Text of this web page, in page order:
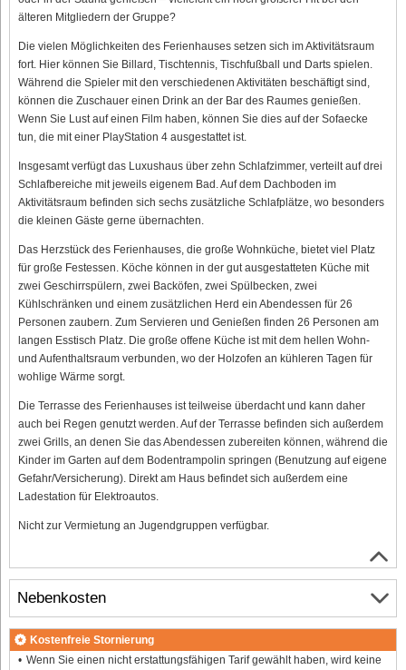
älteren Mitgliedern der Gruppe?
Die vielen Möglichkeiten des Ferienhauses setzen sich im Aktivitätsraum
fort. Hier können Sie Billard, Tischtennis, Tischfußball und Darts spielen.
Während die Spieler mit den verschiedenen Aktivitäten beschäftigt sind,
können die Zuschauer einen Drink an der Bar des Raumes genießen.
Wenn Sie Lust auf einen Film haben, können Sie dies auf der Sofaecke
tun, die mit einer PlayStation 4 ausgestattet ist.
Insgesamt verfügt das Luxushaus über zehn Schlafzimmer, verteilt auf drei
Schlafbereiche mit jeweils eigenem Bad. Auf dem Dachboden im
Aktivitätsraum befinden sich sechs zusätzliche Schlafplätze, wo besonders
die kleinen Gäste gerne übernachten.
Das Herzstück des Ferienhauses, die große Wohnküche, bietet viel Platz
für große Festessen. Köche können in der gut ausgestatteten Küche mit
zwei Geschirrspülern, zwei Backöfen, zwei Spülbecken, zwei
Kühlschränken und einem zusätzlichen Herd ein Abendessen für 26
Personen zaubern. Zum Servieren und Genießen finden 26 Personen am
langen Esstisch Platz. Die große offene Küche ist mit dem hellen Wohn-
und Aufenthaltsraum verbunden, wo der Holzofen an kühleren Tagen für
wohlige Wärme sorgt.
Die Terrasse des Ferienhauses ist teilweise überdacht und kann daher
auch bei Regen genutzt werden. Auf der Terrasse befinden sich außerdem
zwei Grills, an denen Sie das Abendessen zubereiten können, während die
Kinder im Garten auf dem Bodentrampolin springen (Benutzung auf eigene
Gefahr/Versicherung). Direkt am Haus befindet sich außerdem eine
Ladestation für Elektroautos.
Nicht zur Vermietung an Jugendgruppen verfügbar.
Nebenkosten
Kostenfreie Stornierung
Wenn Sie einen nicht erstattungsfähigen Tarif gewählt haben, wird keine